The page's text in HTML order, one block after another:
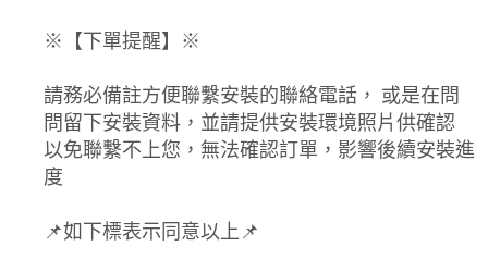
※【下單提醒】※
請務必備註方便聯繫安裝的聯絡電話， 或是在問
問留下安裝資料，並請提供安裝環境照片供確認
以免聯繫不上您，無法確認訂單，影響後續安裝進
度
📌如下標表示同意以上📌